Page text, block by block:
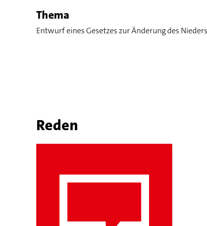
Thema
Entwurf eines Gesetzes zur Änderung des
Reden